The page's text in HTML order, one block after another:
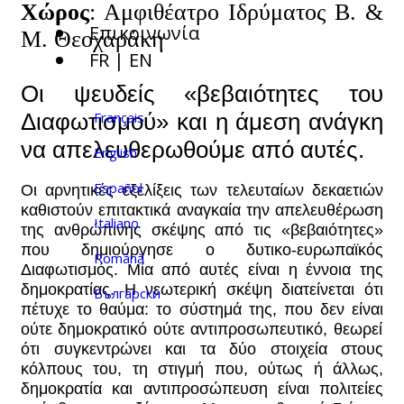
Επικοινωνία
FR | EN
Français
English
Español
Italiano
Română
Български
Χώρος: Αμφιθέατρο Ιδρύματος Β. &
Μ. Θεοχαράκη
Οι ψευδείς «βεβαιότητες του
Διαφωτισμού» και η άμεση ανάγκη
να απελευθερωθούμε από αυτές.
Οι αρνητικές εξελίξεις των τελευταίων δεκαετιών
καθιστούν επιτακτικά αναγκαίατην απελευθέρωση
της ανθρώπινης σκέψης από τις «βεβαιότητες»
που δημιούργησε οδυτικο-ευρωπαϊκός
Διαφωτισμός. Μία από αυτές είναι η έννοια της
δημοκρατίας. Η νεωτερική σκέψη διατείνεται ότι
πέτυχε το θαύμα: το σύστημά της, που δεν είναι
ούτε δημοκρατικό ούτε αντιπροσωπευτικό, θεωρεί
ότι συγκεντρώνει και τα δύο στοιχεία στους
κόλπους του, τη στιγμή που, ούτως ή άλλως,
δημοκρατία και αντιπροσώπευση είναι πολιτείες